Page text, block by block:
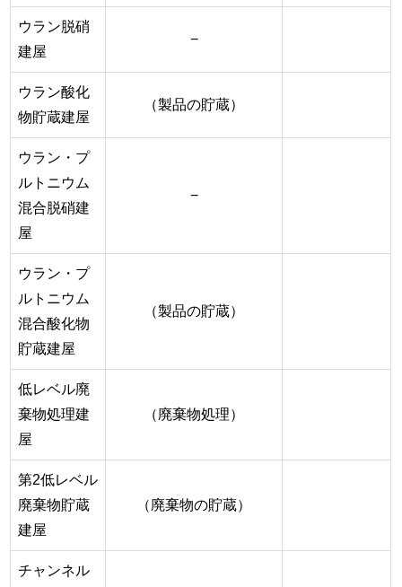
ウラン脱硝
建屋
−
ウラン酸化
物貯蔵建屋
（製品の貯蔵）
ウラン・プ
ルトニウム
混合脱硝建
屋
−
ウラン・プ
ルトニウム
混合酸化物
貯蔵建屋
（製品の貯蔵）
低レベル廃
棄物処理建
屋
（廃棄物処理）
第2低レベル
廃棄物貯蔵
建屋
（廃棄物の貯蔵）
チャンネル